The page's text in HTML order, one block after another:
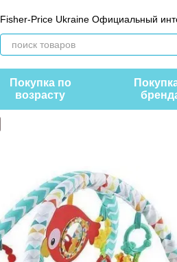
Fisher-Price Ukraine Официальный
Покупка по
возрасту